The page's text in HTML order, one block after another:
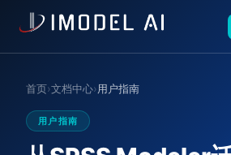
首页›文档中心›用户指南
用户指南